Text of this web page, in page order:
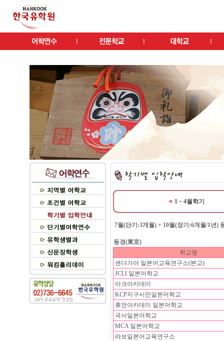
1 ~ 4월학기
7월(단기:3개월) + 10월(장기:6개월/1년)
동경(東京)
학교명
센다가야 일본어교육연구소(본교)
JCLI 일본어학교
아크아카데미
KCP지구시민일본어학교
휴먼아카데미 일본어학교
국서일본어학교
MCA 일본어학교
라보일본어교육연구소